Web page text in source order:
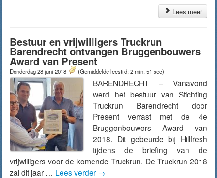
Lees meer
Bestuur en vrijwilligers Truckrun
Barendrecht ontvangen Bruggenbouwers
Award van Present
Donderdag 28 juni 2018 (Gemiddelde leestijd: 2 min, 51 sec)
BARENDRECHT – Vanavond
werd het bestuur van Stichting
Truckrun Barendrecht door
Present verrast met de 4e
Bruggenbouwers Award van
2018. Dit gebeurde bij Hillfresh
tijdens de briefing van de
vrijwilligers voor de komende Truckrun. De Truckrun 2018
zal dit jaar … Lees verder →